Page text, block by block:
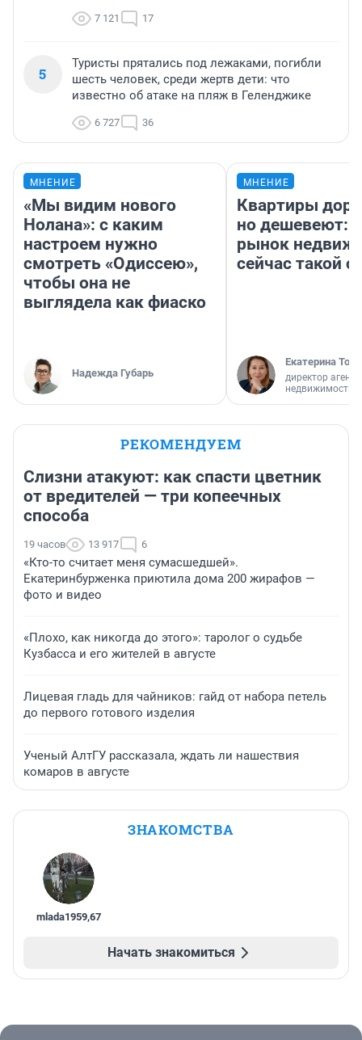
7 121 17
5
Туристы прятались под лежаками, погибли
шесть человек, среди жертв дети: что
известно об атаке на пляж в Геленджике
6 727 36
МНЕНИЕ
«Мы видим нового
Нолана»: с каким
настроем нужно
смотреть «Одиссею»,
чтобы она не
выглядела как фиаско
Надежда Губарь
МНЕНИЕ
Квартиры
но дешевеют:
рынок
сейчас такой
Екатерина
директор
недвижимости
РЕКОМЕНДУЕМ
Слизни атакуют: как спасти цветник
от вредителей — три копеечных
способа
19 часов 13 917 6
«Кто-то считает меня сумасшедшей».
Екатеринбурженка приютила дома 200 жирафов —
фото и видео
«Плохо, как никогда до этого»: таролог о судьбе
Кузбасса и его жителей в августе
Лицевая гладь для чайников: гайд от набора петель
до первого готового изделия
Ученый АлтГУ рассказала, ждать ли нашествия
комаров в августе
ЗНАКОМСТВА
mlada1959,67
Начать знакомиться